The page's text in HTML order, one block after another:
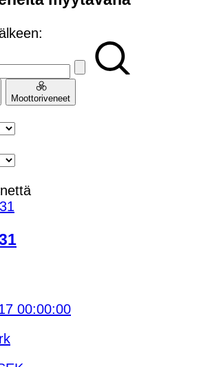
Moottoriveneet
00:00:00